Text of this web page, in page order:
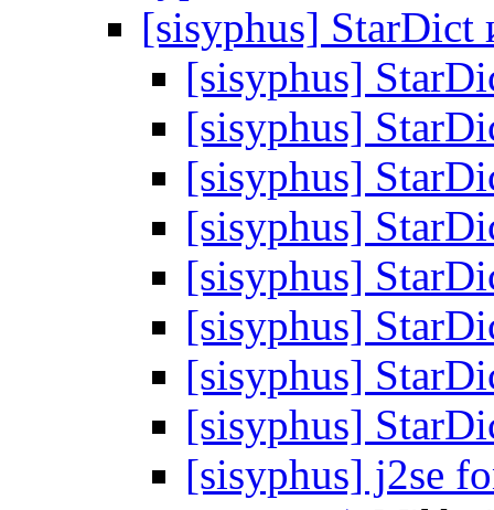
[sisyphus] StarDict
[sisyphus]
[sisyphus]
[sisyphus]
[sisyphus]
[sisyphus]
[sisyphus]
[sisyphus]
[sisyphus]
[sisyphus] j2se